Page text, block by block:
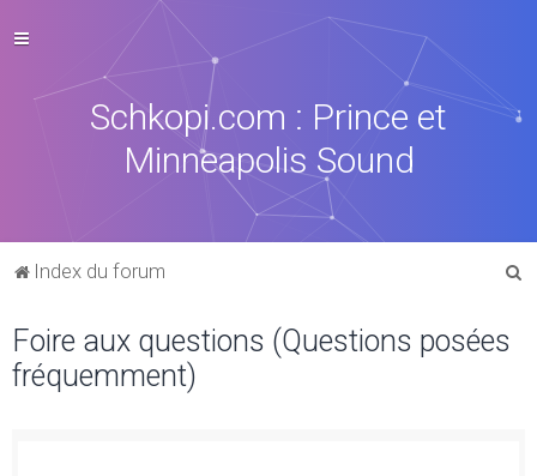
Schkopi.com : Prince et
Minneapolis Sound
Index du forum
Foire aux questions (Questions posées
fréquemment)